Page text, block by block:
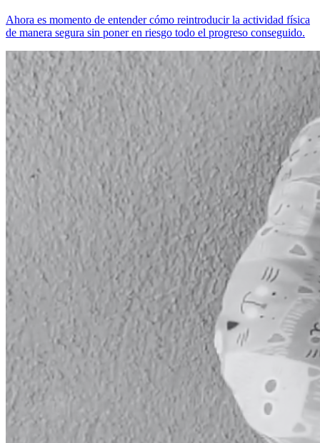
Ahora es momento de entender cómo reintroducir la actividad física
de manera segura sin poner en riesgo todo el progreso conseguido.